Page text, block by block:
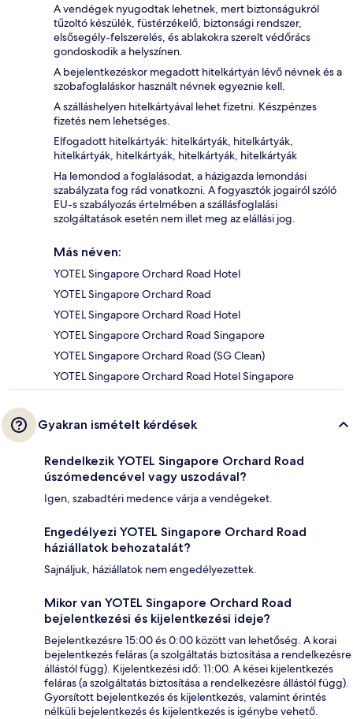
A vendégek nyugodtak lehetnek, mert biztonságukról
tűzoltó készülék, füstérzékelő, biztonsági rendszer,
elsősegély-felszerelés, és ablakokra szerelt védőrács
gondoskodik a helyszínen.
A bejelentkezéskor megadott hitelkártyán lévő névnek és a
szobafoglaláskor használt névnek egyeznie kell.
A szálláshelyen hitelkártyával lehet fizetni. Készpénzes
fizetés nem lehetséges.
Elfogadott hitelkártyák: hitelkártyák, hitelkártyák,
hitelkártyák, hitelkártyák, hitelkártyák, hitelkártyák
Ha lemondod a foglalásodat, a házigazda lemondási
szabályzata fog rád vonatkozni. A fogyasztók jogairól szóló
EU-s szabályozás értelmében a szállásfoglalási
szolgáltatások esetén nem illet meg az elállási jog.
Más néven:
YOTEL Singapore Orchard Road Hotel
YOTEL Singapore Orchard Road
YOTEL Singapore Orchard Road Hotel
YOTEL Singapore Orchard Road Singapore
YOTEL Singapore Orchard Road (SG Clean)
YOTEL Singapore Orchard Road Hotel Singapore
Gyakran ismételt kérdések
Rendelkezik YOTEL Singapore Orchard Road
úszómedencével vagy uszodával?
Igen, szabadtéri medence várja a vendégeket.
Engedélyezi YOTEL Singapore Orchard Road
háziállatok behozatalát?
Sajnáljuk, háziállatok nem engedélyezettek.
Mikor van YOTEL Singapore Orchard Road
bejelentkezési és kijelentkezési ideje?
Bejelentkezésre 15:00 és 0:00 között van lehetőség. A korai
bejelentkezés feláras (a szolgáltatás biztosítása a rendelkezésre
állástól függ). Kijelentkezési idő: 11:00. A kései kijelentkezés
feláras (a szolgáltatás biztosítása a rendelkezésre állástól függ).
Gyorsított bejelentkezés és kijelentkezés, valamint érintés
nélküli bejelentkezés és kijelentkezés is igénybe vehető.